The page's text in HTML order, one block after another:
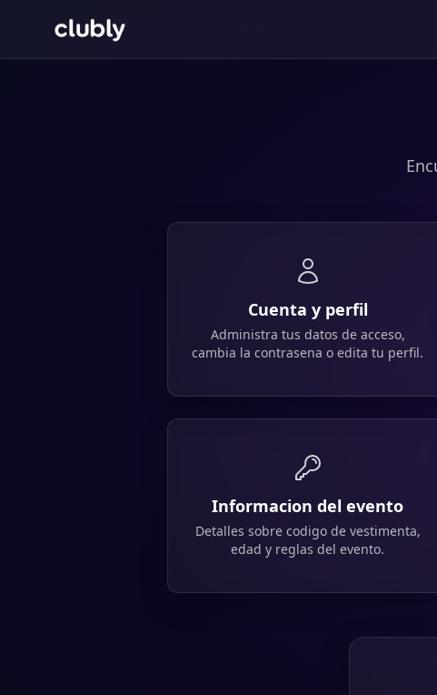
Cuenta y perfil
Administra tus datos de acceso,
cambia la contrasena o edita tu perfil.
Informacion del evento
Detalles sobre codigo de vestimenta,
edad y reglas del evento.